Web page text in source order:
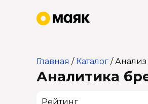
Главная / Каталог /Анализ
Аналитика
Рейтинг